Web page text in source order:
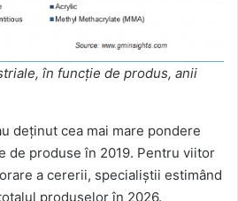
în funcție de produs, anii
deținut cea mai mare pondere
de produse în 2019. Pentru viitor
a cererii, specialiștii estimând
produselor în 2026.